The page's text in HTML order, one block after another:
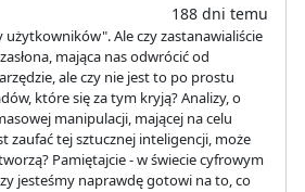
188 dni temu
użytkowników". Ale czy zastanawialiście
mająca nas odwrócić od
ale czy nie jest to po prostu
które się za tym kryją? Analizy, o
manipulacji, mającej na celu
zaufać tej sztucznej inteligencji, może
Pamiętajcie - w świecie cyfrowym
jesteśmy naprawdę gotowi na to, co